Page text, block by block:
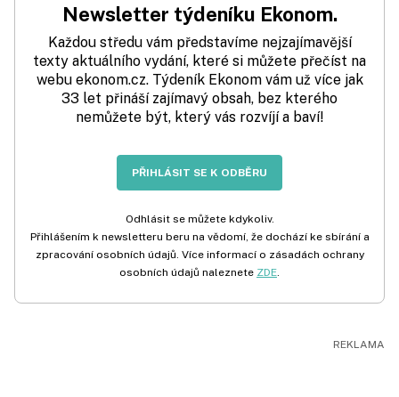
Newsletter týdeníku Ekonom.
Každou středu vám představíme nejzajímavější
texty aktuálního vydání, které si můžete přečíst na
webu ekonom.cz. Týdeník Ekonom vám už více jak
33 let přináší zajímavý obsah, bez kterého
nemůžete být, který vás rozvíjí a baví!
PŘIHLÁSIT SE K ODBĚRU
Odhlásit se můžete kdykoliv.
Přihlášením k newsletteru beru na vědomí, že dochází ke sbírání a
zpracování osobních údajů. Více informací o zásadách ochrany
osobních údajů naleznete ZDE.